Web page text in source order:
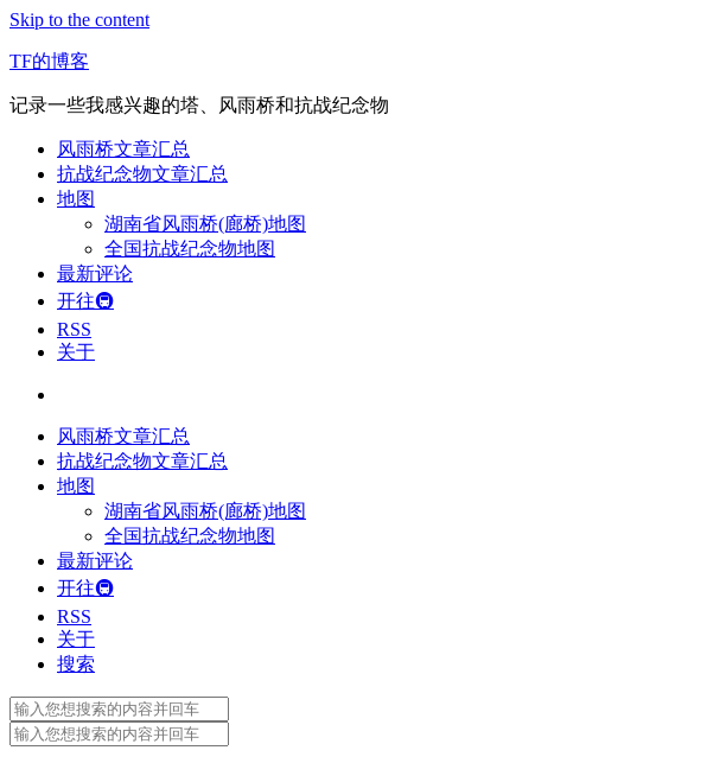
Skip to the content
TF的博客
记录一些我感兴趣的塔、风雨桥和抗战纪念物
风雨桥文章汇总
抗战纪念物文章汇总
地图
湖南省风雨桥(廊桥)地图
全国抗战纪念物地图
最新评论
开往🚇
RSS
关于
风雨桥文章汇总
抗战纪念物文章汇总
地图
湖南省风雨桥(廊桥)地图
全国抗战纪念物地图
最新评论
开往🚇
RSS
关于
搜索
Search
for:
Search
for: